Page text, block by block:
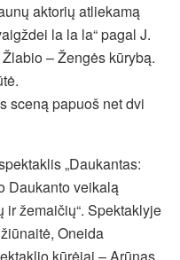
aktorių atliekamą
la la la“ pagal J.
– Žengės kūrybą.
sceną papuoš net dvi
„Daukantas:
Daukanto veikalą
ir žemaičių“. Spektaklyje
Oneida